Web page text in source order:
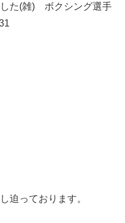
た(雑) ボクシング選手
迫っております。